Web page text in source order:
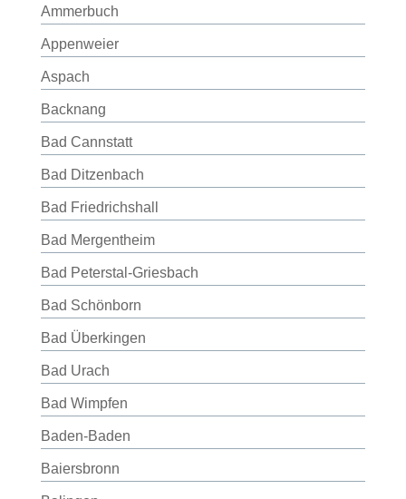
Ammerbuch
Appenweier
Aspach
Backnang
Bad Cannstatt
Bad Ditzenbach
Bad Friedrichshall
Bad Mergentheim
Bad Peterstal-Griesbach
Bad Schönborn
Bad Überkingen
Bad Urach
Bad Wimpfen
Baden-Baden
Baiersbronn